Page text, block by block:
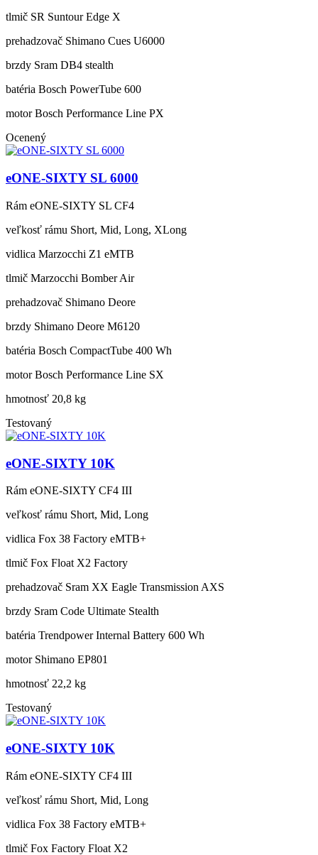
tlmič SR Suntour Edge X
prehadzovač Shimano Cues U6000
brzdy Sram DB4 stealth
batéria Bosch PowerTube 600
motor Bosch Performance Line PX
Ocenený
eONE-SIXTY SL 6000
Rám eONE-SIXTY SL CF4
veľkosť rámu Short, Mid, Long, XLong
vidlica Marzocchi Z1 eMTB
tlmič Marzocchi Bomber Air
prehadzovač Shimano Deore
brzdy Shimano Deore M6120
batéria Bosch CompactTube 400 Wh
motor Bosch Performance Line SX
hmotnosť 20,8 kg
Testovaný
eONE-SIXTY 10K
Rám eONE-SIXTY CF4 III
veľkosť rámu Short, Mid, Long
vidlica Fox 38 Factory eMTB+
tlmič Fox Float X2 Factory
prehadzovač Sram XX Eagle Transmission AXS
brzdy Sram Code Ultimate Stealth
batéria Trendpower Internal Battery 600 Wh
motor Shimano EP801
hmotnosť 22,2 kg
Testovaný
eONE-SIXTY 10K
Rám eONE-SIXTY CF4 III
veľkosť rámu Short, Mid, Long
vidlica Fox 38 Factory eMTB+
tlmič Fox Factory Float X2